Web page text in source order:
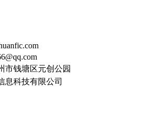
市钱塘区元创公园
息科技有限公司